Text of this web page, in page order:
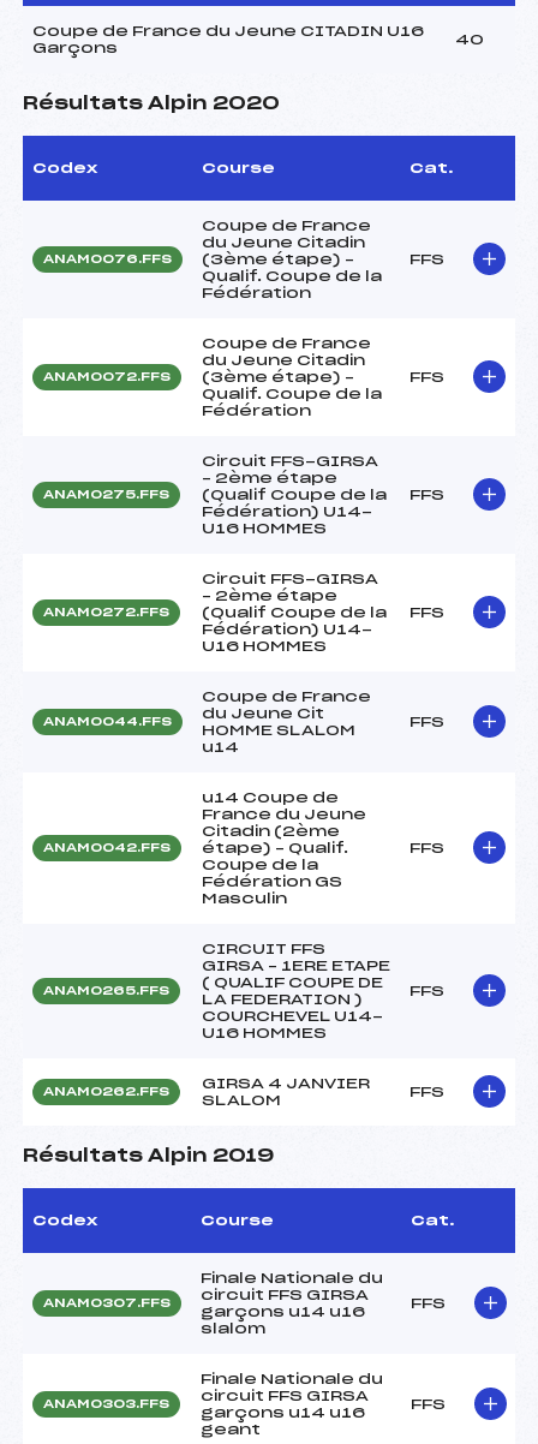
Coupe de France du Jeune CITADIN U16
Garçons
40
Résultats Alpin 2020
Codex Course Cat.
ANAM0076.FFS
Coupe de France
du Jeune Citadin
(3ème étape) –
Qualif. Coupe de la
Fédération
FFS
ANAM0072.FFS
Coupe de France
du Jeune Citadin
(3ème étape) –
Qualif. Coupe de la
Fédération
FFS
ANAM0275.FFS
Circuit FFS-GIRSA
– 2ème étape
(Qualif Coupe de la
Fédération) U14-
U16 HOMMES
FFS
ANAM0272.FFS
Circuit FFS-GIRSA
– 2ème étape
(Qualif Coupe de la
Fédération) U14-
U16 HOMMES
FFS
ANAM0044.FFS
Coupe de France
du Jeune Cit
HOMME SLALOM
u14
FFS
ANAM0042.FFS
u14 Coupe de
France du Jeune
Citadin (2ème
étape) – Qualif.
Coupe de la
Fédération GS
Masculin
FFS
ANAM0265.FFS
CIRCUIT FFS
GIRSA – 1ERE ETAPE
( QUALIF COUPE DE
LA FEDERATION )
COURCHEVEL U14-
U16 HOMMES
FFS
ANAM0262.FFS
GIRSA 4 JANVIER
SLALOM
FFS
Résultats Alpin 2019
Codex Course Cat.
ANAM0307.FFS
Finale Nationale du
circuit FFS GIRSA
garçons u14 u16
slalom
FFS
ANAM0303.FFS
Finale Nationale du
circuit FFS GIRSA
garçons u14 u16
geant
FFS